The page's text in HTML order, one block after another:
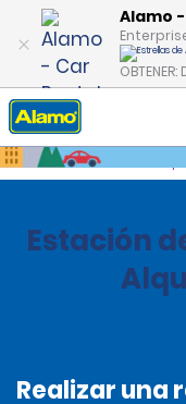
Alamo
Inicio Oficinas
Estación
Realizar una